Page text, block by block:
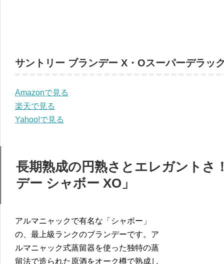
サントリー ブランデー X・Oスーパーデラッ
Amazonで見る
楽天で見る
Yahoo!で見る
長期熟成の円熟さとエレガントさ
デー シャボー XO」
アルマニャックで有名な「シャボー」
の、最上級ランクのブランデーです。ア
ルマニャック式蒸留器を使った独特の蒸
留法で造られた原酒をオーク樽で熟成し